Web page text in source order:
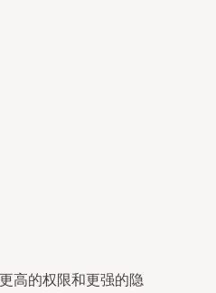
高的权限和更强的隐